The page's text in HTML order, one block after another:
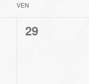
VEN
0
29